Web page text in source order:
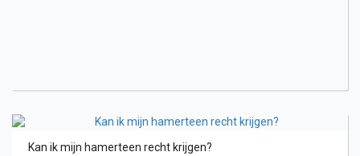
Kan ik mijn hamerteen recht krijgen?